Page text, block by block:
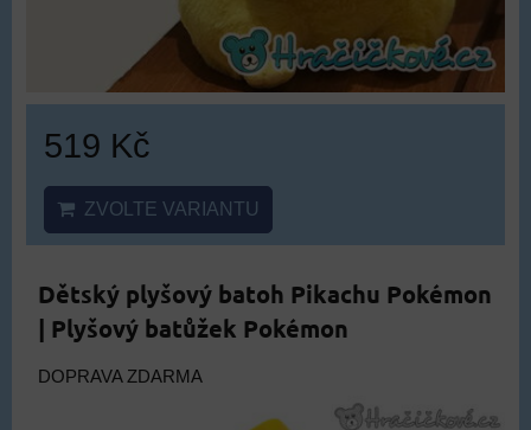
519 Kč
ZVOLTE VARIANTU
Dětský plyšový batoh Pikachu Pokémon
| Plyšový batůžek Pokémon
DOPRAVA ZDARMA